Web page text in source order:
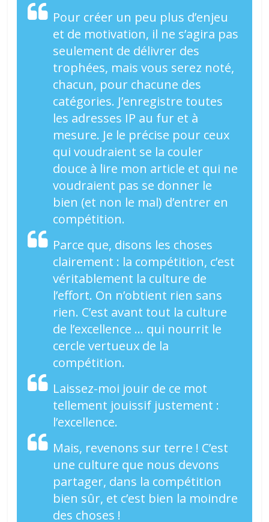
Pour créer un peu plus d’enjeu
et de motivation, il ne s’agira pas
seulement de délivrer des
trophées, mais vous serez noté,
chacun, pour chacune des
catégories. J’enregistre toutes
les adresses IP au fur et à
mesure. Je le précise pour ceux
qui voudraient se la couler
douce à lire mon article et qui ne
voudraient pas se donner le
bien (et non le mal) d’entrer en
compétition.
Parce que, disons les choses
clairement : la compétition, c’est
véritablement la culture de
l’effort. On n’obtient rien sans
rien. C’est avant tout la culture
de l’excellence … qui nourrit le
cercle vertueux de la
compétition.
Laissez-moi jouir de ce mot
tellement jouissif justement :
l’excellence.
Mais, revenons sur terre ! C’est
une culture que nous devons
partager, dans la compétition
bien sûr, et c’est bien la moindre
des choses !